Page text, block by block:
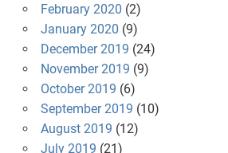
February 2020 (2)
January 2020 (9)
December 2019 (24)
November 2019 (9)
October 2019 (6)
September 2019 (10)
August 2019 (12)
July 2019 (21)